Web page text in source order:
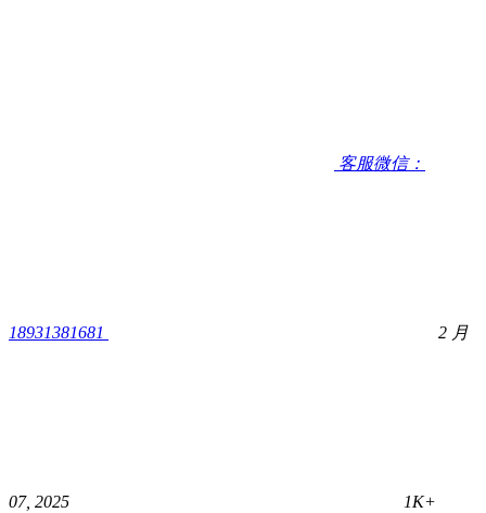
客服微信：
18931381681 2 月
07, 2025 1K+